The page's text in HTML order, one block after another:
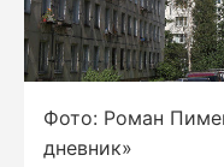
Фото: Роман
дневник»